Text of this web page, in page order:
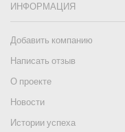
ИНФОРМАЦИЯ
Добавить компанию
Написать отзыв
О проекте
Новости
Истории успеха